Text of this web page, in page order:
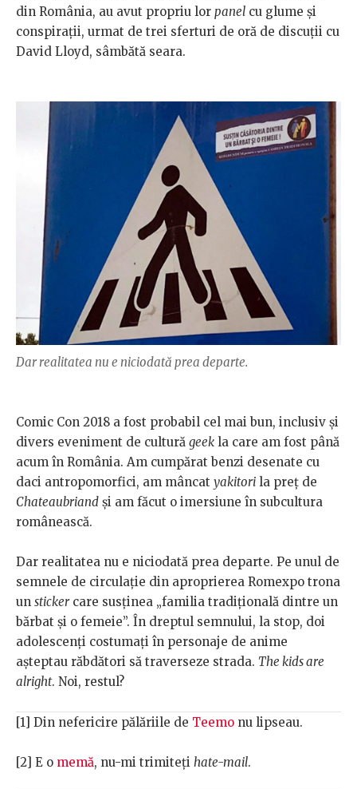
din România, au avut propriu lor panel cu glume și
conspirații, urmat de trei sferturi de oră de discuții cu
David Lloyd, sâmbătă seara.
Dar realitatea nu e niciodată prea departe.
Comic Con 2018 a fost probabil cel mai bun, inclusiv și
divers eveniment de cultură geek la care am fost până
acum în România. Am cumpărat benzi desenate cu
daci antropomorfici, am mâncat yakitori la preț de
Chateaubriand și am făcut o imersiune în subcultura
românească.
Dar realitatea nu e niciodată prea departe. Pe unul de
semnele de circulație din aproprierea Romexpo trona
un stickercare susținea „familia tradițională dintre un
bărbat și o femeie”. În dreptul semnului, la stop, doi
adolescenți costumați în personaje de anime
așteptau răbdători să traverseze strada. The kids are
alright. Noi, restul?
[1] Din nefericire pălăriile de Teemo nu lipseau.
[2] E o memă, nu-mi trimiteți hate-mail.